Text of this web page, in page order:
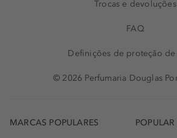
Trocas e devoluções
FAQ
Definições de proteção de
© 2026 Perfumaria Douglas
MARCAS POPULARES